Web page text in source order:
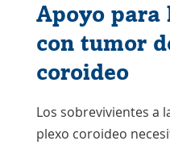
Apoyo para
con tumor
coroideo
Los sobrevivientes a
plexo coroideo